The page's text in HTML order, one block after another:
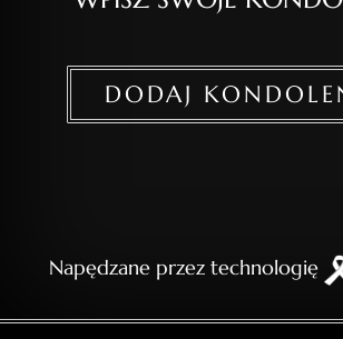
DODAJ
Napędzane przez technologię